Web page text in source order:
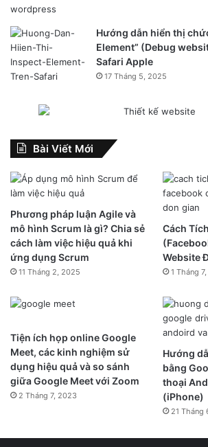
Hướng dẫn hiển thị
Element” (Debug
Safari Apple
17 Tháng 5, 2025
Bài Viết Mới
Phương pháp luận Agile và
mô hình Scrum là gì? Chia sẻ
cách làm việc hiệu quả khi
ứng dụng Scrum
11 Tháng 2, 2025
Cách
Website
1 Tháng
Tiện ích họp online Google
Meet, các kinh nghiệm sử
dụng hiệu quả và so sánh
giữa Google Meet với Zoom
2 Tháng 7, 2023
Hướng
bằng
thoại
(iPhone)
21 Tháng